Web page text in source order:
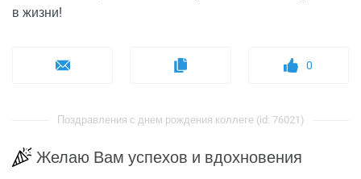
в жизни!
0
Поздравления с днем рождения коллеге (id: 76021)
Желаю Вам успехов и вдохновения